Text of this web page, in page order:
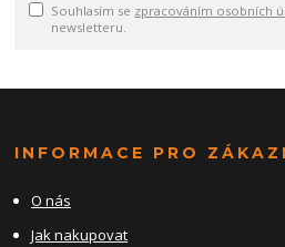
Souhlasím se zpracováním osobních
newsletteru.
INFORMACE PRO
O nás
Jak nakupovat